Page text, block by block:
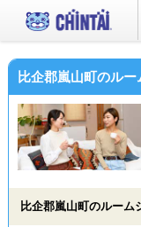
比企郡嵐山町のル
比企郡嵐山町のルーム